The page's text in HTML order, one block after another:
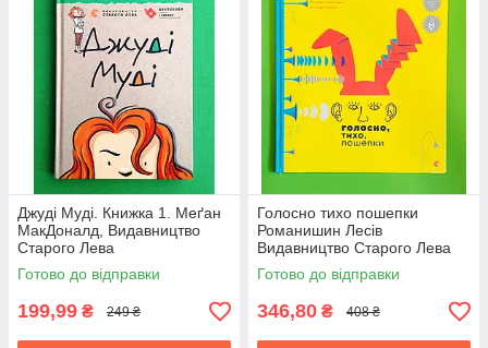
Джуді Муді. Книжка 1. Меґан
МакДоналд, Видавництво
Старого Лева
Готово до відправки
199,99 ₴ 249 ₴
Голосно тихо пошепки
Романишин Лесів
Видавництво Старого Лева
Готово до відправки
346,80 ₴ 408 ₴